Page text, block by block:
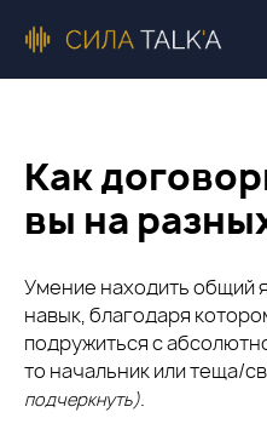
Как
вы на
Умение находить общий
навык, благодаря
подружиться с
то начальник или теща/
подчеркнуть).